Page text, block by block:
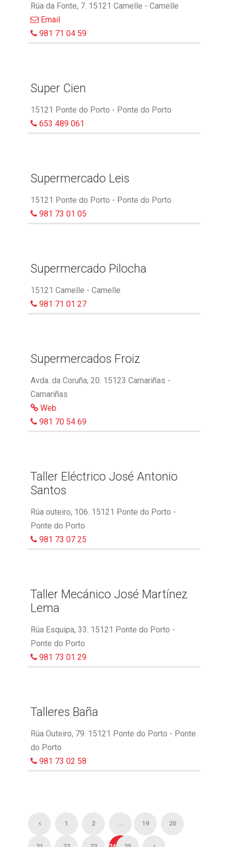
Rúa da Fonte, 7. 15121 Camelle - Camelle
Email
981 71 04 59
Super Cien
15121 Ponte do Porto - Ponte do Porto
653 489 061
Supermercado Leis
15121 Ponte do Porto - Ponte do Porto
981 73 01 05
Supermercado Pilocha
15121 Camelle - Camelle
981 71 01 27
Supermercados Froiz
Avda. da Coruña, 20. 15123 Camariñas -
Camariñas
Web
981 70 54 69
Taller Eléctrico José Antonio
Santos
Rúa outeiro, 106. 15121 Ponte do Porto -
Ponte do Porto
981 73 07 25
Taller Mecánico José Martínez
Lema
Rúa Esquipa, 33. 15121 Ponte do Porto -
Ponte do Porto
981 73 01 29
Talleres Baña
Rúa Outeiro, 79. 15121 Ponte do Porto - Ponte
do Porto
981 73 02 58
1 2 ... 19 20